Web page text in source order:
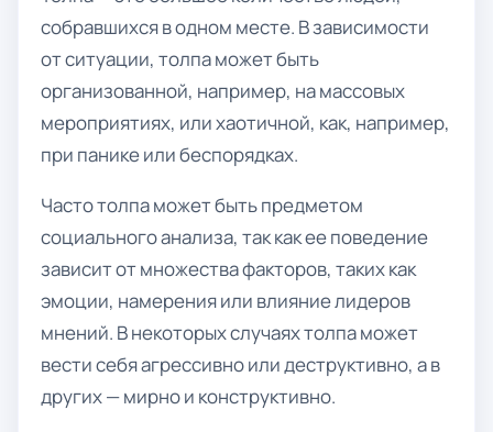
собравшихся в одном месте. В зависимости
от ситуации, толпа может быть
организованной, например, на массовых
мероприятиях, или хаотичной, как, например,
при панике или беспорядках.
Часто толпа может быть предметом
социального анализа, так как ее поведение
зависит от множества факторов, таких как
эмоции, намерения или влияние лидеров
мнений. В некоторых случаях толпа может
вести себя агрессивно или деструктивно, а в
других — мирно и конструктивно.